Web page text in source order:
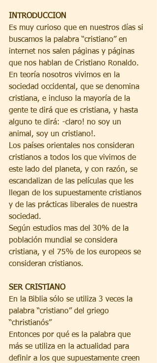
INTRODUCCION
Es muy curioso que en nuestros días si
buscamos la palabra “cristiano” en
internet nos salen páginas y páginas
que nos hablan de Cristiano Ronaldo.
En teoría nosotros vivimos en la
sociedad occidental, que se denomina
cristiana, e incluso la mayoría de la
gente te dirá que es cristiana, y hasta
alguno te dirá: -claro! no soy un
animal, soy un cristiano!.
Los países orientales nos consideran
cristianos a todos los que vivimos de
este lado del planeta, y con razón, se
escandalizan de las películas que les
llegan de los supuestamente cristianos
y de las prácticas liberales de nuestra
sociedad.
Según estudios mas del 30% de la
población mundial se considera
cristiana, y el 75% de los europeos se
consideran cristianos.
SER CRISTIANO
En la Biblia sólo se utiliza 3 veces la
palabra “cristiano” del griego
“christianós”
Entonces por qué es la palabra que
más se utiliza en la actualidad para
definir a los que supuestamente creen